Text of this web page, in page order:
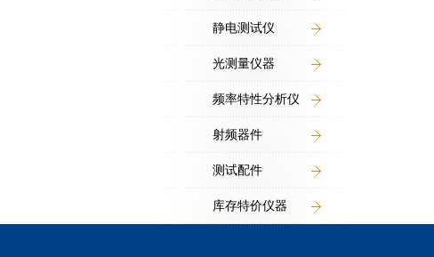
静电测试仪
光测量仪器
频率特性分析仪
射频器件
测试配件
库存特价仪器